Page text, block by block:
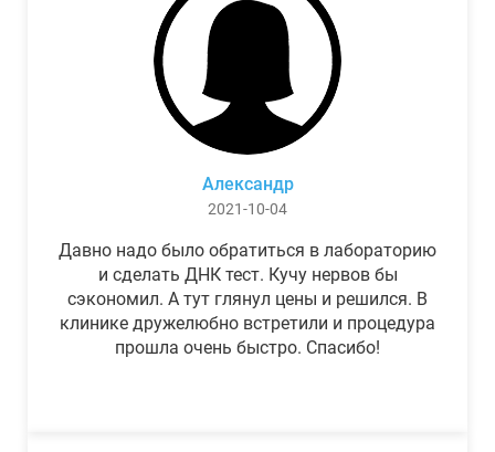
Александр
2021-10-04
Давно надо было обратиться в лабораторию
и сделать ДНК тест. Кучу нервов бы
сэкономил. А тут глянул цены и решился. В
клинике дружелюбно встретили и процедура
прошла очень быстро. Спасибо!